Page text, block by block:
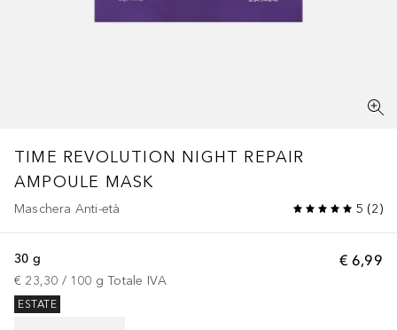
TIME REVOLUTION NIGHT REPAIR
AMPOULE MASK
Maschera Anti-età 5 (2)
€ 6,99
30 g
€ 23,30 / 100 g Totale IVA
ESTATE